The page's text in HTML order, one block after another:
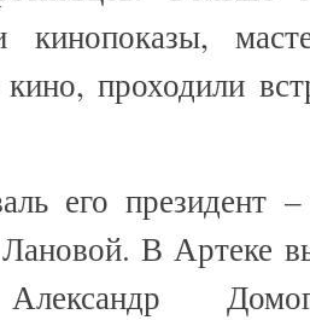
кинопоказы,
кино, проходили
его президент
В Артеке